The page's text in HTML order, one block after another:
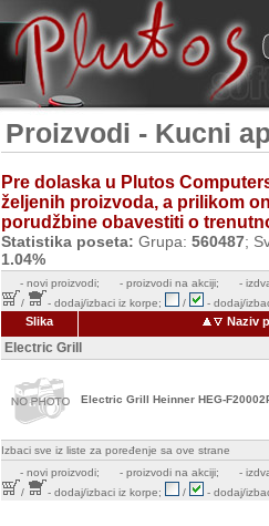
Proizvodi - Kucni
Pre dolaska u Plutos
željenih proizvoda, a prilikom
porudžbine obavestiti o
Statistika poseta: Grupa: 560487;
1.04%
- novi proizvodi; - proizvodi na akciji;
-
/
- dodaj/izbaci iz korpe; / - dodaj/
Slika Naziv
Electric Grill
Electric Grill Heinner HEG-
Izbaci sve iz liste za poređenje sa ove strane
- novi proizvodi; - proizvodi na akciji;
-
/
- dodaj/izbaci iz korpe; / - dodaj/